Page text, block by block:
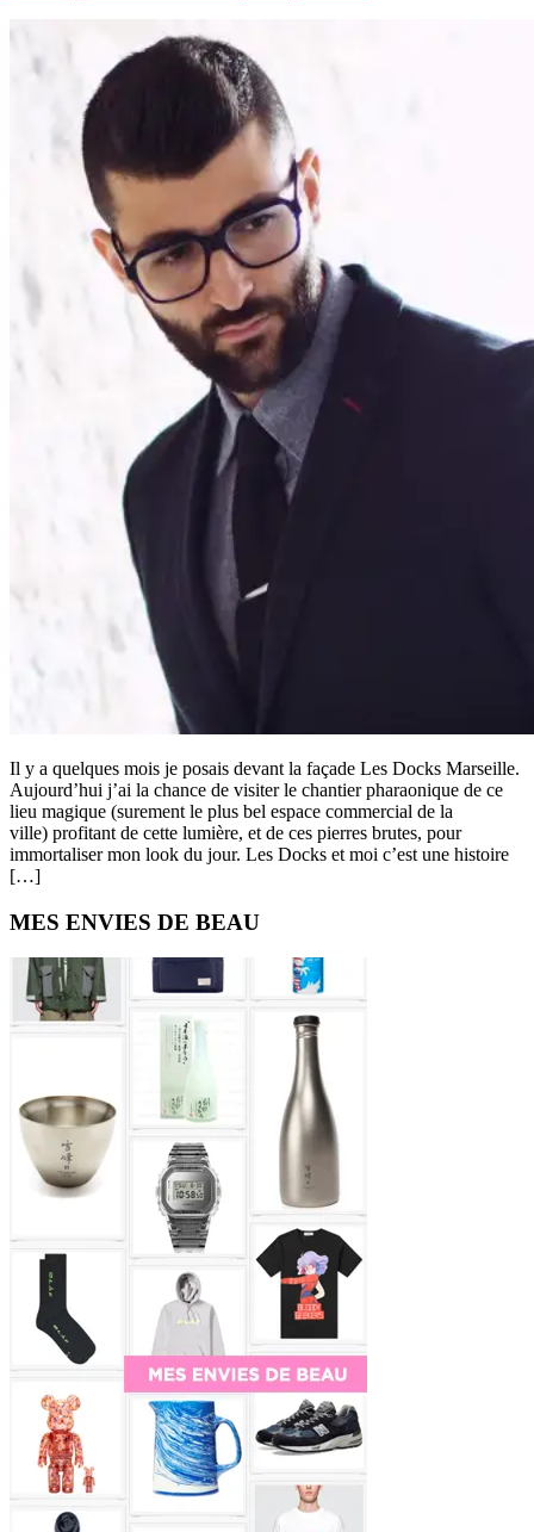
Il y a quelques mois je posais devant la façade Les Docks Marseille.
Aujourd’hui j’ai la chance de visiter le chantier pharaonique de ce
lieu magique (surement le plus bel espace commercial de la
ville) profitant de cette lumière, et de ces pierres brutes, pour
immortaliser mon look du jour. Les Docks et moi c’est une histoire
[…]
Primary
Sidebar
MES ENVIES DE BEAU